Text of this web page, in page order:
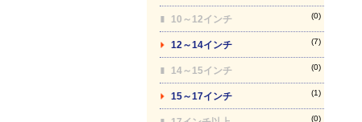
10～12インチ (0)
12～14インチ (7)
14～15インチ (0)
15～17インチ (1)
(0)